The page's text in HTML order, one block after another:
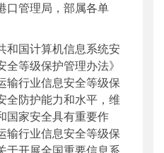
件
口管理局，部属各单
和国计算机信息系统安
等级保护管理办法》
输行业信息安全等级保
全防护能力和水平，维
国家安全具有重要作
输行业信息安全等级保